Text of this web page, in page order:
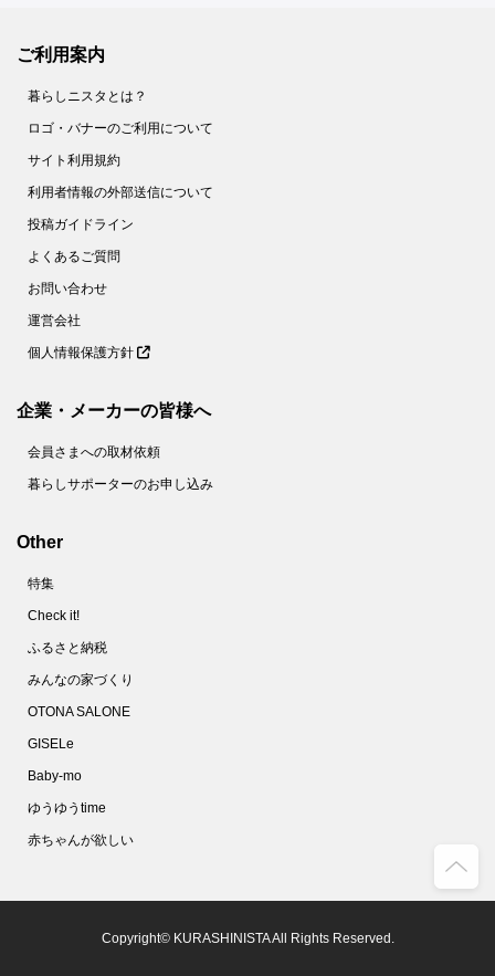
ご利用案内
暮らしニスタとは？
ロゴ・バナーのご利用について
サイト利用規約
利用者情報の外部送信について
投稿ガイドライン
よくあるご質問
お問い合わせ
運営会社
個人情報保護方針
企業・メーカーの皆様へ
会員さまへの取材依頼
暮らしサポーターのお申し込み
Other
特集
Check it!
ふるさと納税
みんなの家づくり
OTONA SALONE
GISELe
Baby-mo
ゆうゆうtime
赤ちゃんが欲しい
Copyright© KURASHINISTA All Rights Reserved.